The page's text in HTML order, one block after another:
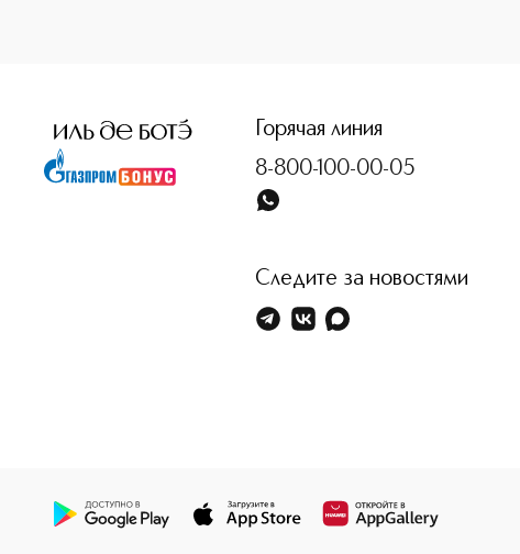
Горячая линия
8-800-100-00-05
Следите за новостями